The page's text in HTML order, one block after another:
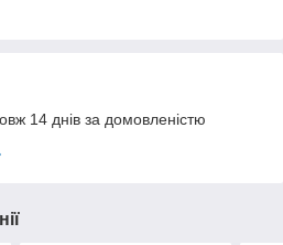
14 днів за домовленістю